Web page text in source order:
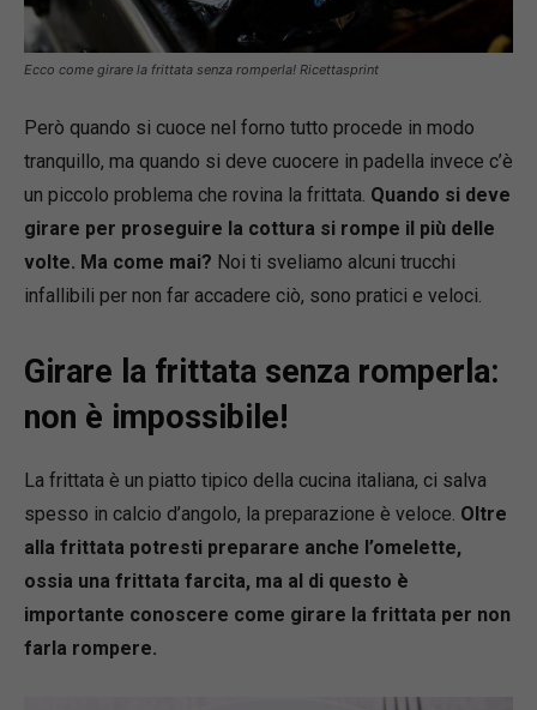
Ecco come girare la frittata senza romperla! Ricettasprint
Però quando si cuoce nel forno tutto procede in modo
tranquillo, ma quando si deve cuocere in padella invece c’è
un piccolo problema che rovina la frittata. Quando si deve
girare per proseguire la cottura si rompe il più delle
volte. Ma come mai? Noi ti sveliamo alcuni trucchi
infallibili per non far accadere ciò, sono pratici e veloci.
Girare la frittata senza romperla:
non è impossibile!
La frittata è un piatto tipico della cucina italiana, ci salva
spesso in calcio d’angolo, la preparazione è veloce. Oltre
alla frittata potresti preparare anche l’omelette,
ossia una frittata farcita, ma al di questo è
importante conoscere come girare la frittata per non
farla rompere.